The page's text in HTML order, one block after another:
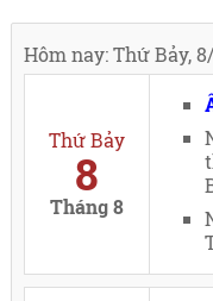
Hôm nay: Thứ Bảy,
Thứ Bảy
8
Tháng 8